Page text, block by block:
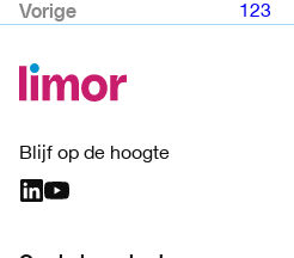
Vorige 123
Blijf op de hoogte